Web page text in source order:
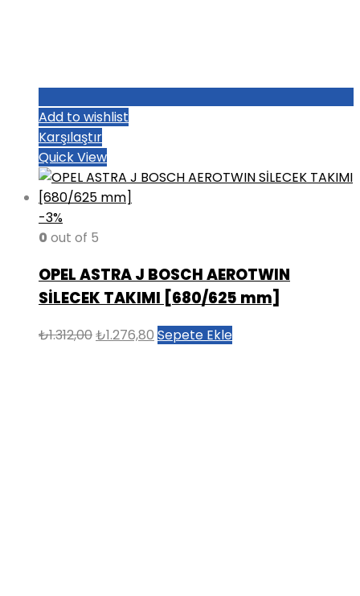
Add to wishlist
Karşılaştır
Quick View
-3%
0 out of 5
OPEL ASTRA J BOSCH AEROTWIN
SİLECEK TAKIMI [680/625 mm]
₺1.312,00Orijinal
₺1.276,80 Şu
Sepete Ekle